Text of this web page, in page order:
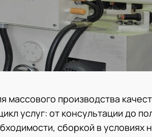
массового производства
услуг: от консультации до
сборкой в условиях